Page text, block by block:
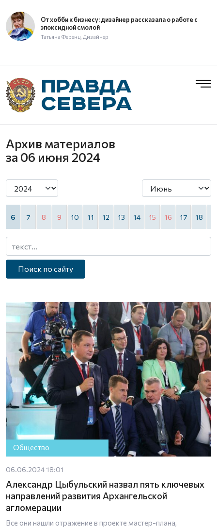
От хобби к бизнесу: дизайнер рассказала о работе с
эпоксидной смолой
Татьяна Ференц, Дизайнер
Архив материалов
за 06 июня 2024
6 7 8 9 10 11 12 13 14 15 16 17 18
Поиск по сайту
Общество
06.06.2024 18:01
Александр Цыбульский назвал пять ключевых
направлений развития Архангельской
агломерации
Все они нашли отражение в проекте мастер-плана,